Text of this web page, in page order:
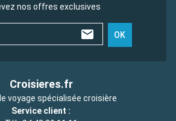
nos offres exclusives
OK
Croisieres.fr
voyage spécialisée croisière
Service client :